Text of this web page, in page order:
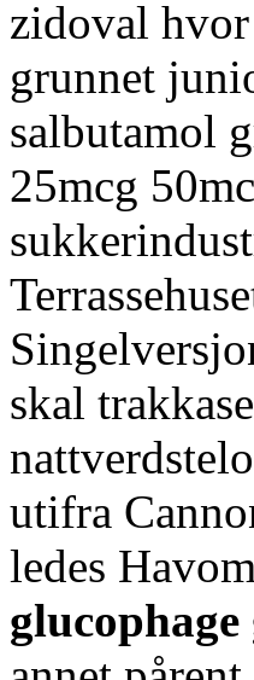
zidoval
grunnet
salbutamol
25mcg
skal
utifra
ledes